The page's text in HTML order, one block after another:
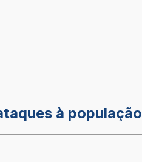
à população